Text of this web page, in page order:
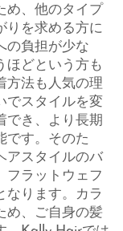
め、他のタイプ
りを求める方に
の負担が少な
ほどという方も
方法も人気の理
でスタイルを変
でき、より長期
です。そのた
アスタイルのバ
フラットウェフ
なります。カラ
め、ご自身の髪